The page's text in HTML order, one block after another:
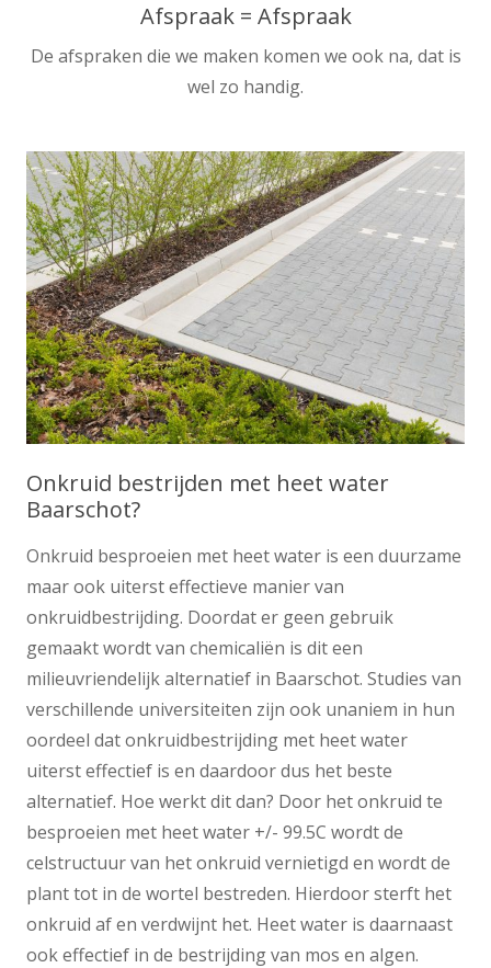
Afspraak = Afspraak
De afspraken die we maken komen we ook na, dat is
wel zo handig.
Onkruid bestrijden met heet water
Baarschot?
Onkruid besproeien met heet water is een duurzame
maar ook uiterst effectieve manier van
onkruidbestrijding. Doordat er geen gebruik
gemaakt wordt van chemicaliën is dit een
milieuvriendelijk alternatief in Baarschot. Studies van
verschillende universiteiten zijn ook unaniem in hun
oordeel dat onkruidbestrijding met heet water
uiterst effectief is en daardoor dus het beste
alternatief. Hoe werkt dit dan? Door het onkruid te
besproeien met heet water +/- 99.5C wordt de
celstructuur van het onkruid vernietigd en wordt de
plant tot in de wortel bestreden. Hierdoor sterft het
onkruid af en verdwijnt het. Heet water is daarnaast
ook effectief in de bestrijding van mos en algen.